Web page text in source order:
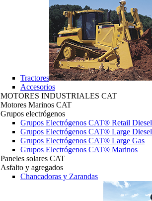
Tractores
Accesorios
MOTORES INDUSTRIALES CAT
Motores Marinos CAT
Grupos electrógenos
Grupos Electrógenos CAT® Retail Diesel
Grupos Electrógenos CAT® Large Diesel
Grupos Electrógenos CAT® Large Gas
Grupos Electrógenos CAT® Marinos
Paneles solares CAT
Asfalto y agregados
Chancadoras y Zarandas